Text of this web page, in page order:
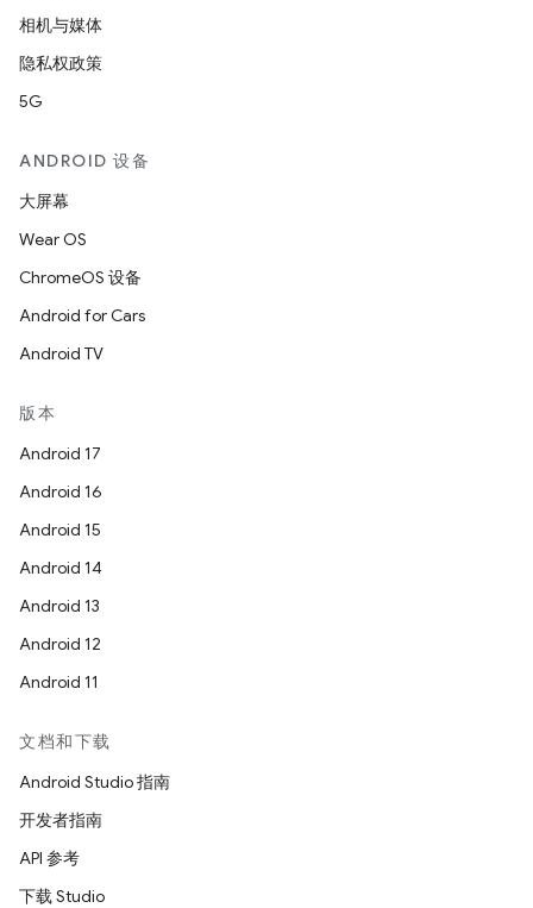
相机与媒体
隐私权政策
5G
ANDROID 设备
大屏幕
Wear OS
ChromeOS 设备
Android for Cars
Android TV
版本
Android 17
Android 16
Android 15
Android 14
Android 13
Android 12
Android 11
文档和下载
Android Studio 指南
开发者指南
API 参考
下载 Studio